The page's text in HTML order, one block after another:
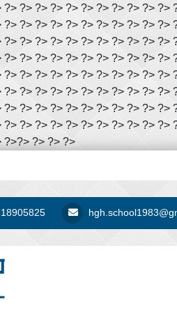
?> ?> ?> ?> ?> ?> ?> ?> ?> ?>
?> ?> ?> ?> ?> ?> ?> ?> ?> ?>
?> ?> ?> ?> ?> ?> ?> ?> ?> ?>
?> ?> ?> ?> ?> ?> ?> ?> ?> ?>
?> ?> ?> ?> ?> ?> ?> ?> ?> ?>
?> ?> ?> ?> ?> ?> ?> ?> ?> ?>
?> ?> ?> ?> ?> ?> ?> ?> ?> ?>
?> ?> ?> ?> ?> ?> ?> ?> ?> ?>
?>?> ?> ?> ?>